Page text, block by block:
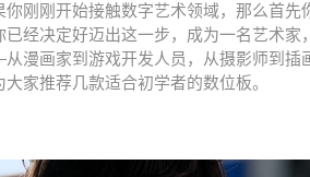
你刚刚开始接触数字艺术领域，那么首先
已经决定好迈出这一步，成为一名艺术
漫画家到游戏开发人员，从摄影师到
大家推荐几款适合初学者的数位板。